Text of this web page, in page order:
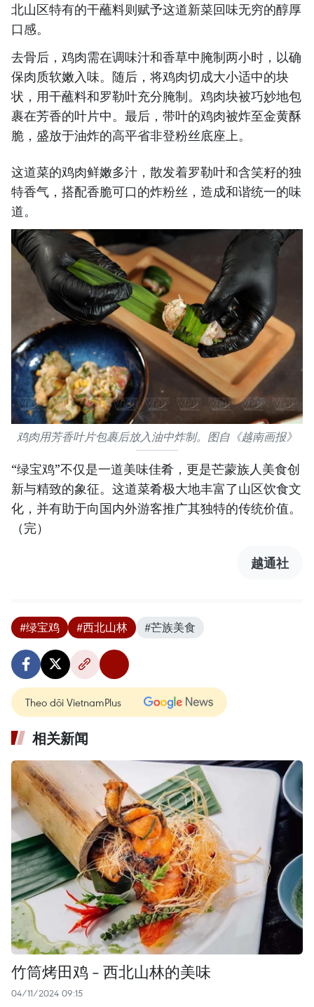
北山区特有的干蘸料则赋予这道新菜回味无穷的醇厚
口感。
去骨后，鸡肉需在调味汁和香草中腌制两小时，以确
保肉质软嫩入味。随后，将鸡肉切成大小适中的块
状，用干蘸料和罗勒叶充分腌制。鸡肉块被巧妙地包
裹在芳香的叶片中。最后，带叶的鸡肉被炸至金黄酥
脆，盛放于油炸的高平省非登粉丝底座上。
这道菜的鸡肉鲜嫩多汁，散发着罗勒叶和含笑籽的独
特香气，搭配香脆可口的炸粉丝，造成和谐统一的味
道。
鸡肉用芳香叶片包裹后放入油中炸制。图自《越南画报》
“绿宝鸡”不仅是一道美味佳肴，更是芒蒙族人美食创
新与精致的象征。这道菜肴极大地丰富了山区饮食文
化，并有助于向国内外游客推广其独特的传统价值。
（完）
越通社
#绿宝鸡 #西北山林 #芒族美食
Theo dõi VietnamPlus
相关新闻
竹筒烤田鸡 - 西北山林的美味
04/11/2024 09:15